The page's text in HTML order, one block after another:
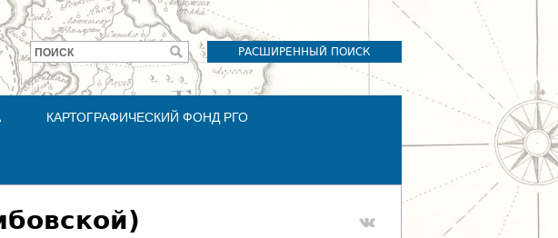
РАСШИРЕННЫЙ ПОИСК
Форма
поиска
ПОИСК
КАРТОГРАФИЧЕСКИЙ ФОНД РГО